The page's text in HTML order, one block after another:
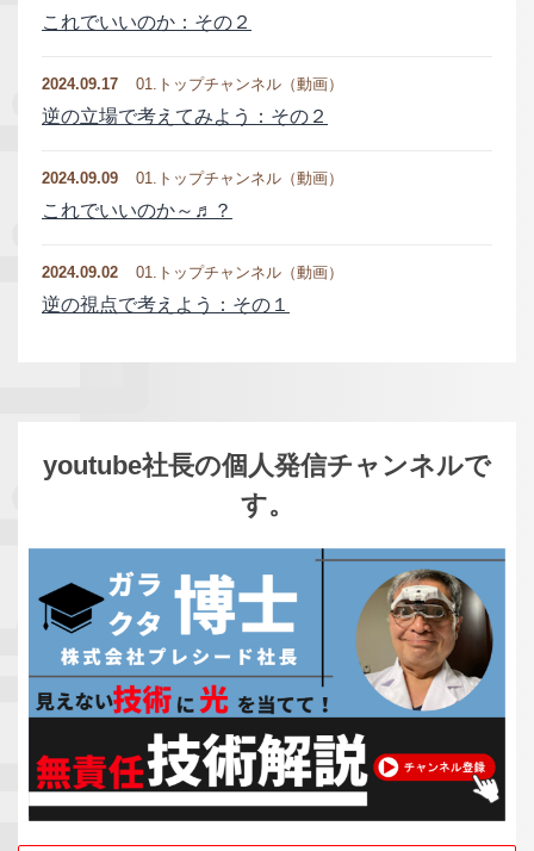
これでいいのか：その２
2024.09.17 01.トップチャンネル（動画）
逆の立場で考えてみよう：その２
2024.09.09 01.トップチャンネル（動画）
これでいいのか～♬？
2024.09.02 01.トップチャンネル（動画）
逆の視点で考えよう：その１
youtube社長の個人発信チャンネルで
す。